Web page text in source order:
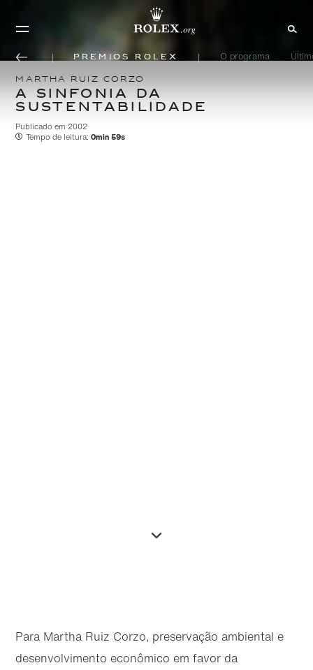
Prêmios Rolex O programa
MARTHA RUIZ CORZO
A SINFONIA DA
SUSTENTABILIDADE
Publicado em 2002
Tempo de leitura: 0min 59s
Para Martha Ruiz Corzo, preservação ambiental e
desenvolvimento econômico em favor da